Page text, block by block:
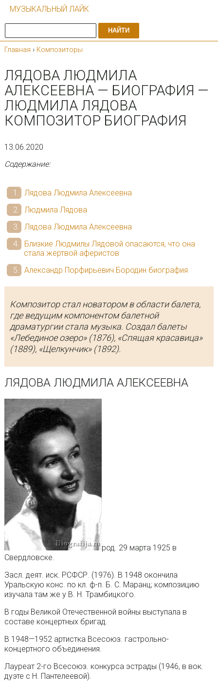
МУЗЫКАЛЬНЫЙ ЛАЙК
НАЙТИ
Главная › Композиторы
ЛЯДОВА ЛЮДМИЛА
АЛЕКСЕЕВНА — БИОГРАФИЯ —
ЛЮДМИЛА ЛЯДОВА
КОМПОЗИТОР БИОГРАФИЯ
13.06.2020
Содержание:
Лядова Людмила Алексеевна
Людмила Лядова
Лядова Людмила Алексеевна
Близкие Людмилы Лядовой опасаются, что она
стала жертвой аферистов
Александр Порфирьевич Бородин биография
Композитор стал новатором в области балета,
где ведущим компонентом балетной
драматургии стала музыка. Создал балеты
«Лебединое озеро» (1876), «Спящая красавица»
(1889), «Щелкунчик» (1892).
ЛЯДОВА ЛЮДМИЛА АЛЕКСЕЕВНА
род. 29 марта 1925 в
Свердловске.
Засл. деят. иск. РСФСР. (1976). В 1948 окончила
Уральскую конс. по кл. ф-п. Б. С. Маранц; композицию
изучала там же у В. Н. Трамбицкого.
В годы Великой Отечественной войны выступала в
составе концертных бригад.
В 1948—1952 артистка Всесоюз. гастрольно-
концертного объединения.
Лауреат 2-го Всесоюз. конкурса эстрады (1946, в вок.
дуэте с Н. Пантелеевой).